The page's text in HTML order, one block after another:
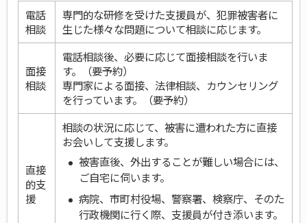
電話
相談
専門的な研修を受けた支援員が、犯罪被害者に
生じた様々な問題について相談に応じます。
面接
相談
電話相談後、必要に応じて面接相談を行いま
す。（要予約）
専門家による面接、法律相談、カウンセリング
を行っています。（要予約）
直接
的支
援
相談の状況に応じて、被害に遭われた方に直接
お会いして支援します。
被害直後、外出することが難しい場合には、
ご自宅に伺います。
病院、市町村役場、警察署、検察庁、そのた
行政機関に行く際、支援員が付き添います。